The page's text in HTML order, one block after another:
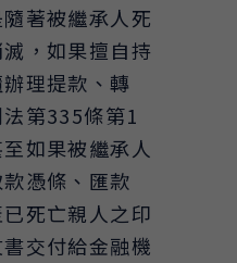
著被繼承人死
，如果擅自持
理提款、轉
第335條第1
如果被繼承人
憑條、匯款
死亡親人之印
交付給金融機